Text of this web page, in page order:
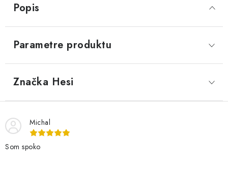
Popis
Parametre produktu
Značka Hesi
Michal
Som spoko